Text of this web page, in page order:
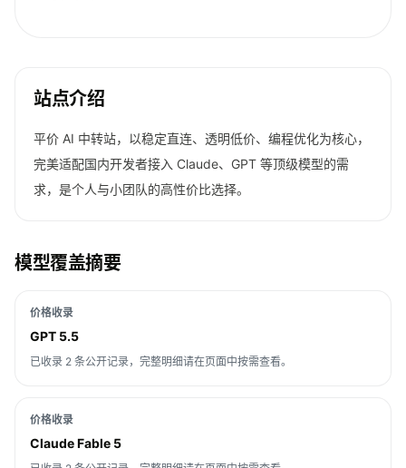
站点介绍
平价 AI 中转站，以稳定直连、透明低价、编程优化为核心，
完美适配国内开发者接入 Claude、GPT 等顶级模型的需
求，是个人与小团队的高性价比选择。
模型覆盖摘要
价格收录
GPT 5.5
已收录 2 条公开记录，完整明细请在页面中按需查看。
价格收录
Claude Fable 5